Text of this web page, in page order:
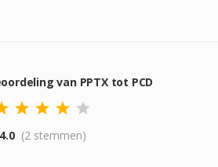
van PPTX tot PCD
4.0 (2 stemmen)